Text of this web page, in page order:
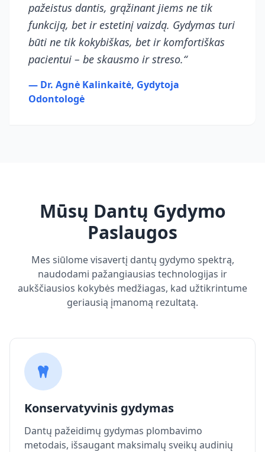
pažeistus dantis, grąžinant jiems ne tik
funkciją, bet ir estetinį vaizdą. Gydymas turi
būti ne tik kokybiškas, bet ir komfortiškas
pacientui – be skausmo ir streso.“
— Dr. Agnė Kalinkaitė, Gydytoja
Odontologė
Mūsų Dantų Gydymo
Paslaugos
Mes siūlome visavertį dantų gydymo spektrą,
naudodami pažangiausias technologijas ir
aukščiausios kokybės medžiagas, kad užtikrintume
geriausią įmanomą rezultatą.
Konservatyvinis gydymas
Dantų pažeidimų gydymas plombavimo
metodais, išsaugant maksimalų sveikų audinių